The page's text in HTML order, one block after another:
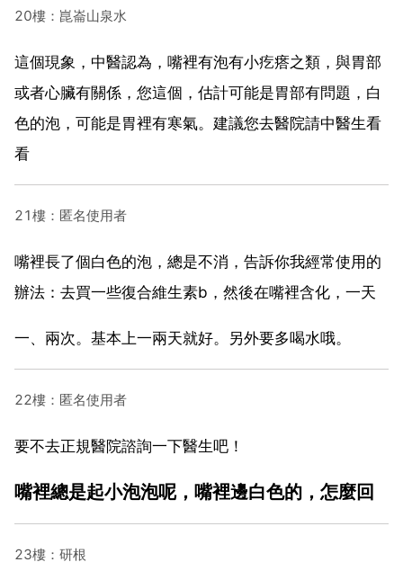
20樓：崑崙山泉水
這個現象，中醫認為，嘴裡有泡有小疙瘩之類，與胃部
或者心臟有關係，您這個，估計可能是胃部有問題，白
色的泡，可能是胃裡有寒氣。建議您去醫院請中醫生看
看
21樓：匿名使用者
嘴裡長了個白色的泡，總是不消，告訴你我經常使用的
辦法：去買一些復合維生素b，然後在嘴裡含化，一天
一、兩次。基本上一兩天就好。另外要多喝水哦。
22樓：匿名使用者
要不去正規醫院諮詢一下醫生吧！
嘴裡總是起小泡泡呢，嘴裡邊白色的，怎麼回
23樓：研根